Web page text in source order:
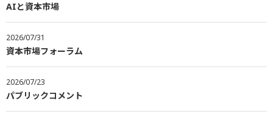
AIと資本市場
2026/07/31
資本市場フォーラム
2026/07/23
パブリックコメント